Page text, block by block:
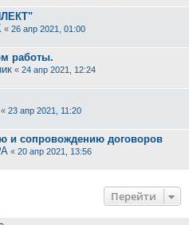
« 26 апр 2021, 01:00
работы.
« 24 апр 2021, 12:24
« 23 апр 2021, 11:20
и сопровождению договоров
« 20 апр 2021, 13:56
Перейти